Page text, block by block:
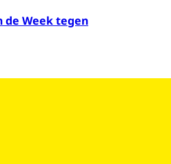
de Week tegen